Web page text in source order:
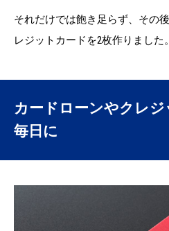
それだけでは飽き足らず、その
レジットカードを2枚作りました。
カードローンやクレジ
毎日に